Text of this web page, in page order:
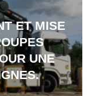
ET MISE
UNE